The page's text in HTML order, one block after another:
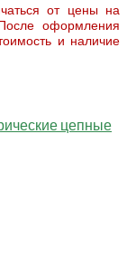
от цены на
оформления
и наличие
цепные